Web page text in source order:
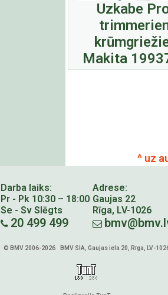
Uzkabe
Makita
^ uz
Darba laiks:
Pr - Pk 10:30 – 18:00
Se - Sv Slēgts
20 499 499
Adrese:
Gaujas 22
Rīga, LV-1026
© BMV 2006-2026 BMV SIA, Gaujas iela 20, Rīga, LV-